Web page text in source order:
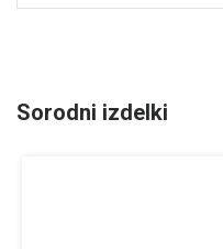
Sorodni izdelki